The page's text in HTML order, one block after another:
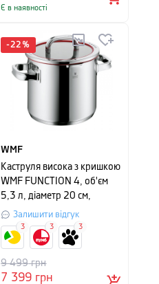
Є в наявності
-22 %
WMF
Каструля висока з кришкою
WMF FUNCTION 4, об'єм
5,3 л, діаметр 20 см,
сріблястий з червоним
Залишити відгук
7 399 грн
9 499грн
3 3 3